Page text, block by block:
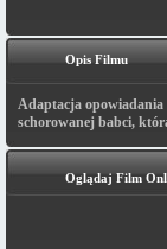
Opis Filmu
Adaptacja opowiadania
schorowanej babci,
Oglądaj Film